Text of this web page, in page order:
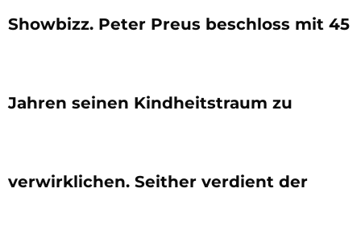
Showbizz. Peter Preus beschloss mit 45
Jahren seinen Kindheitstraum zu
verwirklichen. Seither verdient der